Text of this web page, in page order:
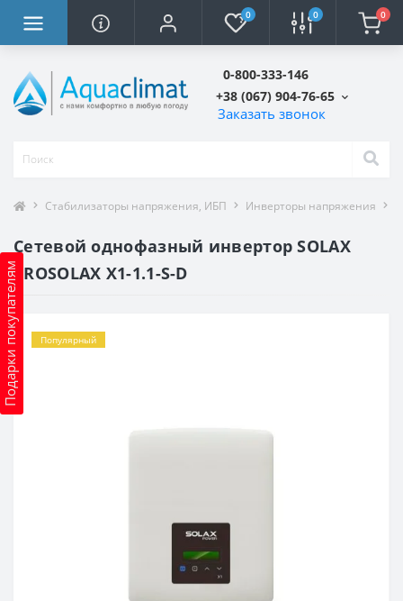
0 0 0
0-800-333-146
+38 (067) 904-76-65
Заказать звонок
Подарки покупателям
Стабилизаторы напряжения, ИБП Инверторы напряжения
Сетевой однофазный инвертор SOLAX
PROSOLAX Х1-1.1-S-D
Популярный